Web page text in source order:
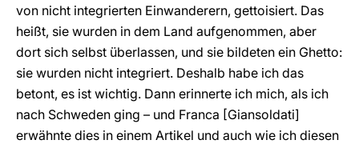
von nicht integrierten Einwanderern, gettoisiert. Das
heißt, sie wurden in dem Land aufgenommen, aber
dort sich selbst überlassen, und sie bildeten ein Ghetto:
sie wurden nicht integriert. Deshalb habe ich das
betont, es ist wichtig. Dann erinnerte ich mich, als ich
nach Schweden ging – und Franca [Giansoldati]
erwähnte dies in einem Artikel und auch wie ich diesen